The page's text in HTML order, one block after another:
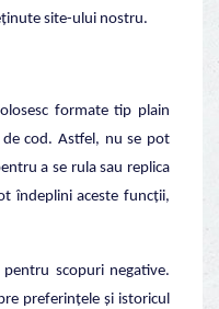
site-ului nostru.
formate tip plain
cod. Astfel, nu se pot
a se rula sau replica
îndeplini aceste funcții,
scopuri negative.
preferințele și istoricul